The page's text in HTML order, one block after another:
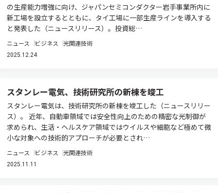
の生産能力増強に向け、ジャパンセミコンダクター岩手事業所内に
新工場を設立するとともに、タイ工場に一部生産ラインを導入する
と発表した（ニュースリリース）。投資総…
ニュース ビジネス 光関連技術
2025.12.24
スタンレー電気、技術研究所の新棟を竣工
スタンレー電気は、技術研究所の新棟を竣工した（ニュースリリー
ス）。 近年、自動車領域では安全性向上のための精密な光制御が
求められ、生活・ヘルスケア領域ではウイルスや細胞など極めて微
小な対象への技術的アプローチが必要とされ…
ニュース ビジネス 光関連技術
2025.11.11